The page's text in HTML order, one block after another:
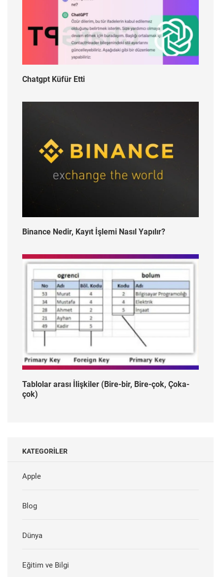
Chatgpt Küfür Etti
Binance Nedir, Kayıt İşlemi Nasıl Yapılır?
Tablolar arası İlişkiler (Bire-bir, Bire-çok, Çoka-
çok)
KATEGORILER
Apple
Blog
Dünya
Eğitim ve Bilgi